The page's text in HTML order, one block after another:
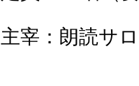
主宰：朗読サ